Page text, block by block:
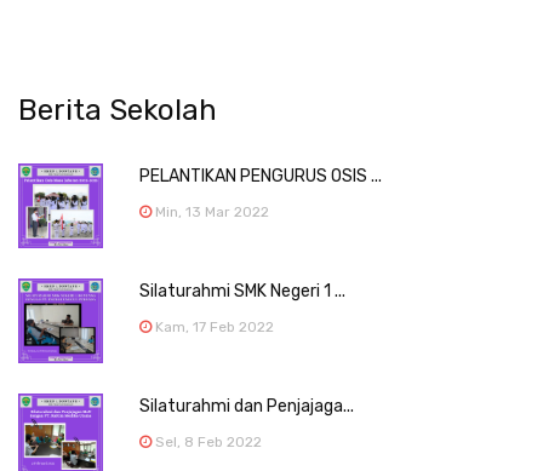
Berita Sekolah
PELANTIKAN PENGURUS OSIS ...
Min, 13 Mar 2022
Silaturahmi SMK Negeri 1 ...
Kam, 17 Feb 2022
Silaturahmi dan Penjajaga...
Sel, 8 Feb 2022